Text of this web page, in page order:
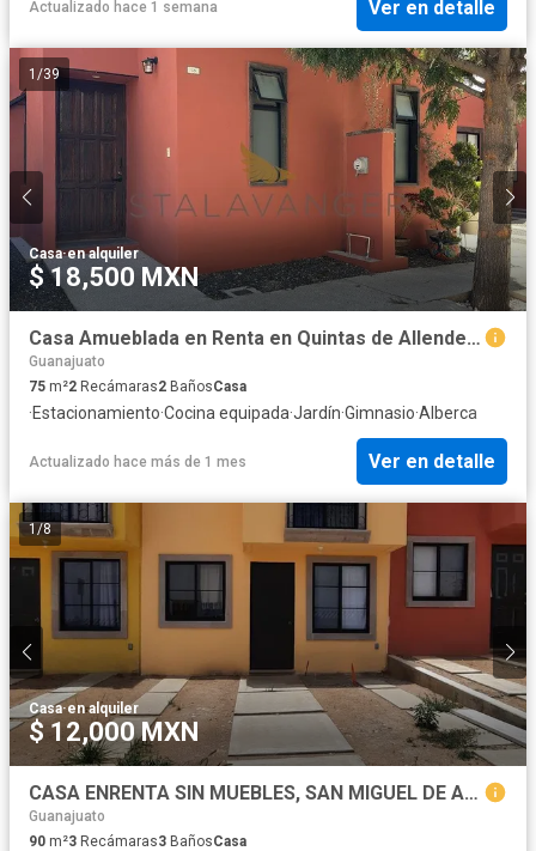
Actualizado hace 1 semana Ver en detalle
1 /39
Casa·en alquiler
$ 18,500 MXN
Casa Amueblada en Renta en Quintas de Allende | San Miguel de Allende
Guanajuato
75 m²2 Recámaras2 BañosCasa
·Estacionamiento·Cocina equipada·Jardín·Gimnasio·Alberca
Actualizado hace más de 1 mes Ver en detalle
1/8
Casa·en alquiler
$ 12,000 MXN
CASA ENRENTA SIN MUEBLES, SAN MIGUEL DE ALLENDE
Guanajuato
90 m²3 Recámaras3 BañosCasa